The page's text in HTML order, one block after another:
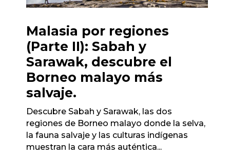
Malasia por regiones
(Parte II): Sabah y
Sarawak, descubre el
Borneo malayo más
salvaje.
Descubre Sabah y Sarawak, las dos
regiones de Borneo malayo donde la selva,
la fauna salvaje y las culturas indígenas
muestran la cara más auténtica...